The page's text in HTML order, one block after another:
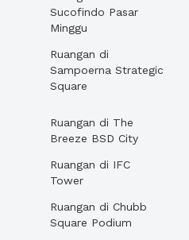
Sucofindo Pasar
Minggu
Ruangan di
Sampoerna Strategic
Square
Ruangan di The
Breeze BSD City
Ruangan di IFC
Tower
Ruangan di Chubb
Square Podium